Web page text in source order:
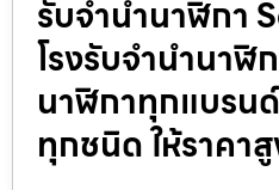
รับจํานํานาฬิกา
โรงรับจำนำนาฬิ
นาฬิกาทุกแบรน
ทุกชนิด ให้ราคา